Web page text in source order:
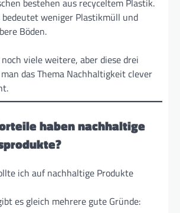
bestehen aus recyceltem Plastik.
bedeutet weniger Plastikmüll und
Böden.
viele weitere, aber diese drei
das Thema Nachhaltigkeit clever
haben nachhaltige
ich auf nachhaltige Produkte
es gleich mehrere gute Gründe: